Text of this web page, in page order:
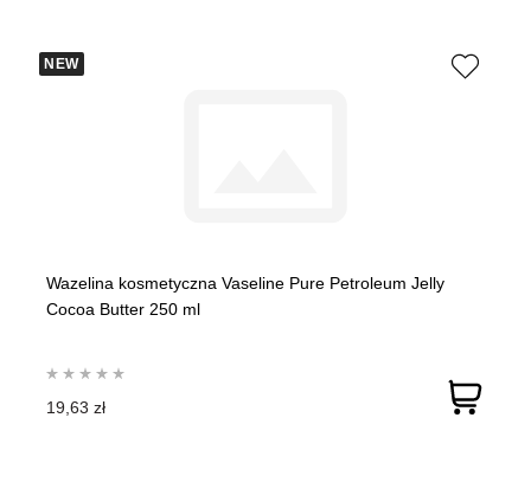
NEW
Wazelina kosmetyczna Vaseline Pure Petroleum Jelly
Cocoa Butter 250 ml
19,63 zł